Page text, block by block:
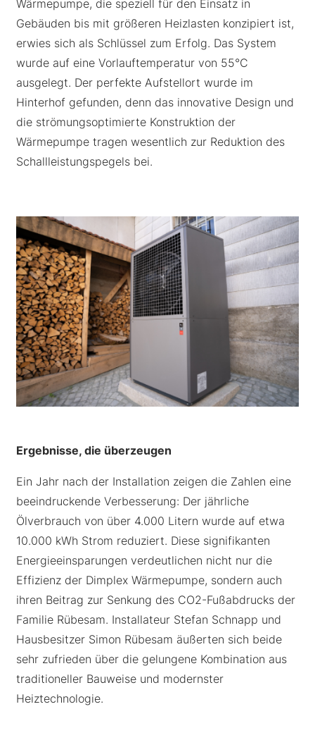
Wärmepumpe, die speziell für den Einsatz in
Gebäuden bis mit größeren Heizlasten konzipiert ist,
erwies sich als Schlüssel zum Erfolg. Das System
wurde auf eine Vorlauftemperatur von 55°C
ausgelegt. Der perfekte Aufstellort wurde im
Hinterhof gefunden, denn das innovative Design und
die strömungsoptimierte Konstruktion der
Wärmepumpe tragen wesentlich zur Reduktion des
Schallleistungspegels bei.
Ergebnisse, die überzeugen
Ein Jahr nach der Installation zeigen die Zahlen eine
beeindruckende Verbesserung: Der jährliche
Ölverbrauch von über 4.000 Litern wurde auf etwa
10.000 kWh Strom reduziert. Diese signifikanten
Energieeinsparungen verdeutlichen nicht nur die
Effizienz der Dimplex Wärmepumpe, sondern auch
ihren Beitrag zur Senkung des CO2-Fußabdrucks der
Familie Rübesam. Installateur Stefan Schnapp und
Hausbesitzer Simon Rübesam äußerten sich beide
sehr zufrieden über die gelungene Kombination aus
traditioneller Bauweise und modernster
Heiztechnologie.